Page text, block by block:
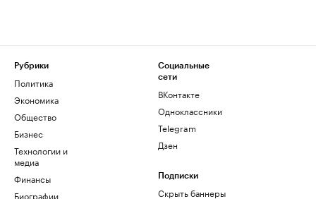
Рубрики
Политика
Экономика
Общество
Бизнес
Технологии и
медиа
Финансы
Биографии
Социальные
сети
ВКонтакте
Одноклассники
Telegram
Дзен
Подписки
Скрыть баннеры